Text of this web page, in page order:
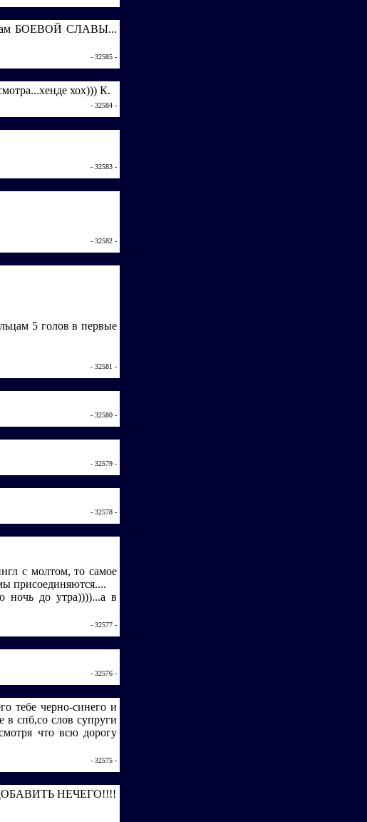
БОЕВОЙ СЛАВЫ...
- 32585 -
хох))) К.
- 32584 -
- 32583 -
- 32582 -
5 голов в первые
- 32581 -
- 32580 -
- 32579 -
- 32578 -
с молтом, то самое
присоединяются....
до утра))))...а в
- 32577 -
- 32576 -
тебе черно-синего и
в спб,со слов супруги
что всю дорогу
- 32575 -
ДОБАВИТЬ НЕЧЕГО!!!!